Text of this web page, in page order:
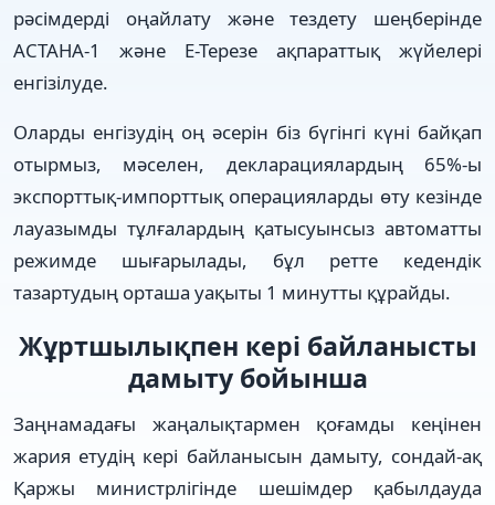
рәсімдерді оңайлату және тездету шеңберінде
АСТАНА-1 және Е-Терезе ақпараттық жүйелері
енгізілуде.
Оларды енгізудің оң әсерін біз бүгінгі күні байқап
отырмыз, мәселен, декларациялардың 65%-ы
экспорттық-импорттық операцияларды өту кезінде
лауазымды тұлғалардың қатысуынсыз автоматты
режимде шығарылады, бұл ретте кедендік
тазартудың орташа уақыты 1 минутты құрайды.
Жұртшылықпен кері байланысты
дамыту бойынша
Заңнамадағы жаңалықтармен қоғамды кеңінен
жария етудің кері байланысын дамыту, сондай-ақ
Қаржы министрлігінде шешімдер қабылдауда